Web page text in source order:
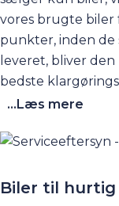
vores brugte biler
punkter, inden de
leveret, bliver
bedste
modtager en
god samvittighed
også selvom den
...Læs mere
Biler til